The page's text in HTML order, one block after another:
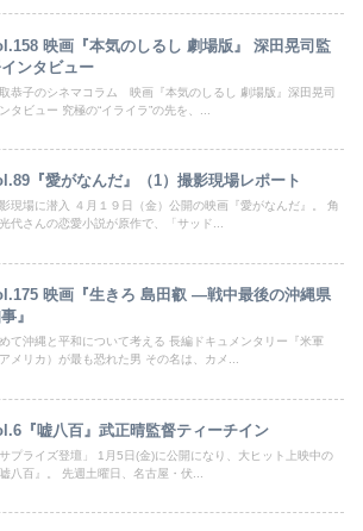
映画『本気のしるし 劇場版』 深田晃司監
ンタビュー
恭子のシネマコラム 映画『本気のしるし 劇場版』深田晃司
タビュー 究極の“イライラ”の先を、...
『愛がなんだ』（1）撮影現場レポート
現場に潜入 ４月１９日（金）公開の映画『愛がなんだ』。 角
代さんの恋愛小説が原作で、「サッド...
映画『生きろ 島田叡 —戦中最後の沖縄県
』
て沖縄と平和について考える 長編ドキュメンタリー『米軍
アメリカ）が最も恐れた男 その名は、カメ...
『嘘八百』武正晴監督ティーチイン
サプライズ登壇」 1月5日(金)に公開になり、大ヒット上映中の
嘘八百』。 先週土曜日、名古屋・伏...